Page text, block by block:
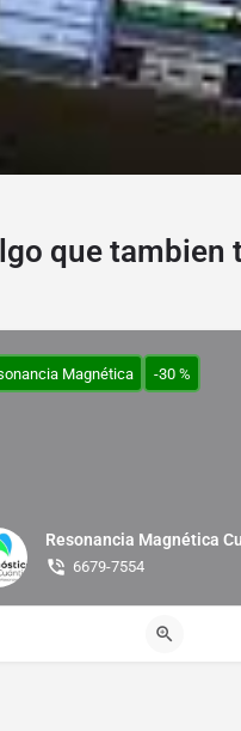
que tambien
Resonancia Magnética
6679-7554
Magnética -30 %